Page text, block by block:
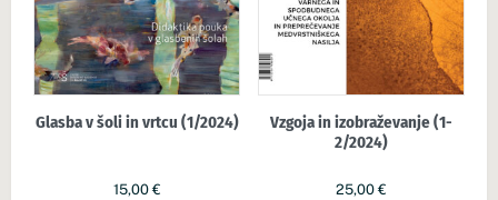
Glasba v šoli in vrtcu (1/2024)
15,00 €
Vzgoja in izobraževanje (1-
2/2024)
25,00 €